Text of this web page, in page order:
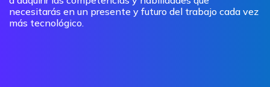
necesitarás en un presente y futuro del trabajo cada vez
más tecnológico.